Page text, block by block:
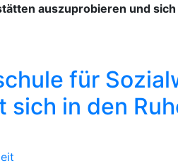
auszuprobieren und
für
sich in den